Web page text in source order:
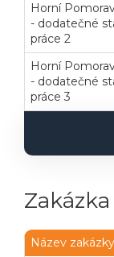
Horní
- dodatečné
práce 2
Horní
- dodatečné
práce 3
Název zakázky